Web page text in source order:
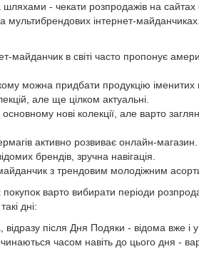
- чекати розпродажів на сайтах
мультибрендових інтернет-
майданчик в світі часто пропонує
можна придбати продукцію
але ще цілком актуальні.
нові колекції, але варто
активно розвиває онлайн-магазин.
брендів, зручна навігація.
з трендовим молодіжним
покупок варто вибирати періоди
дні:
після Дня Подяки - відома вже
часом навіть до цього дня -